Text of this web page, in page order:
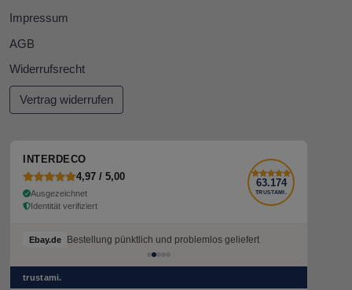
Impressum
AGB
Widerrufsrecht
Vertrag widerrufen
INTERDECO
4,97 / 5,00
Ausgezeichnet
Identität verifiziert
63.174
TRUSTAMI.
Ebay.de Bestellung pünktlich und problemlos geliefert
trustami.